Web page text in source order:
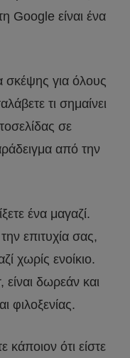
Google είναι ένα
σκέψης για όλους
τι σημαίνει
σε
από την
ένα μαγαζί.
επιτυχία σας,
χωρίς ενοίκιο.
δωρεάν και
φιλοξενίας.
κάποιον ότι είστε